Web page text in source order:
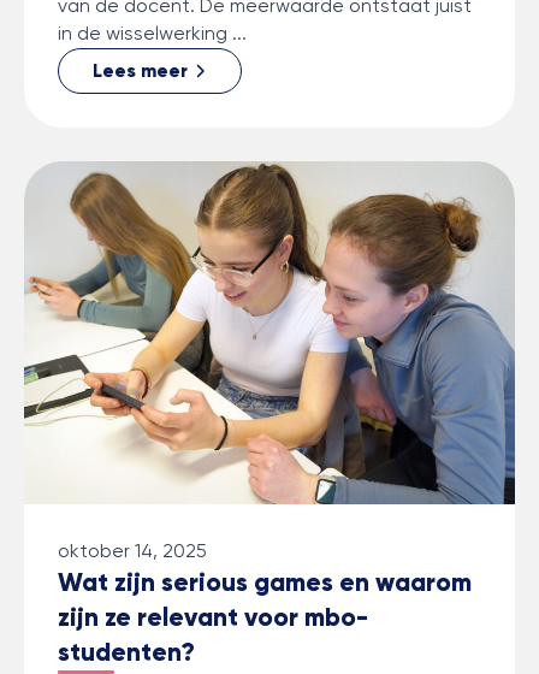
van de docent. De meerwaarde ontstaat juist
in de wisselwerking ...
Lees meer
oktober 14, 2025
Wat zijn serious games en waarom
zijn ze relevant voor mbo-
studenten?